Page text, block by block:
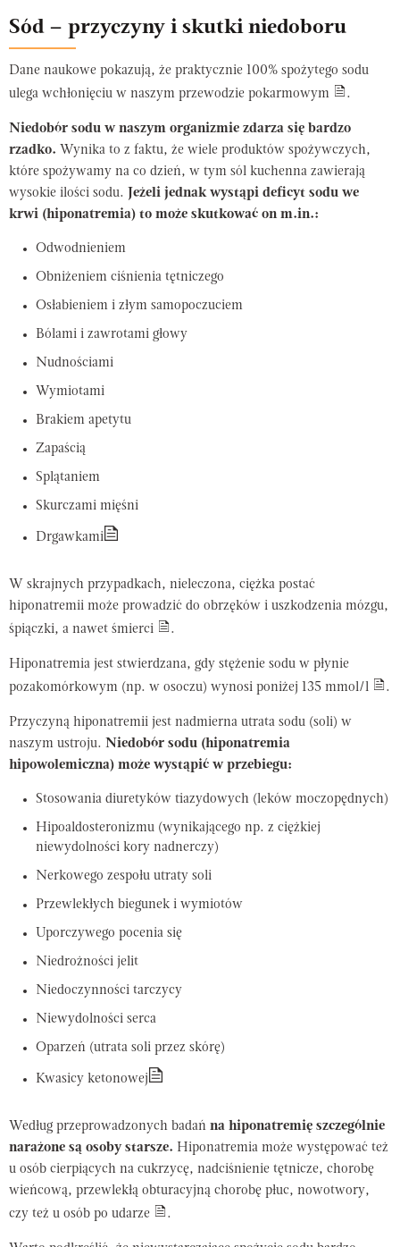
Sód – przyczyny i skutki niedoboru
Dane naukowe pokazują, że praktycznie 100% spożytego sodu
ulega wchłonięciu w naszym przewodzie pokarmowym
.
Niedobór sodu w naszym organizmie zdarza się bardzo
rzadko. Wynika to z faktu, że wiele produktów spożywczych,
które spożywamy na co dzień, w tym sól kuchenna zawierają
wysokie ilości sodu.
Jeżeli jednak wystąpi deficyt sodu we
krwi (hiponatremia) to może skutkować on m.in.:
Odwodnieniem
Obniżeniem ciśnienia tętniczego
Osłabieniem i złym samopoczuciem
Bólami i zawrotami głowy
Nudnościami
Wymiotami
Brakiem apetytu
Zapaścią
Splątaniem
Skurczami mięśni
Drgawkami
W skrajnych przypadkach, nieleczona, ciężka postać
hiponatremii może prowadzić do obrzęków i uszkodzenia mózgu,
śpiączki, a nawet śmierci
.
Hiponatremia jest stwierdzana, gdy stężenie sodu w płynie
pozakomórkowym (np. w osoczu) wynosi poniżej 135 mmol/l
.
Przyczyną hiponatremii jest nadmierna utrata sodu (soli) w
naszym ustroju. Niedobór sodu (hiponatremia
hipowolemiczna) może wystąpić w przebiegu:
Stosowania diuretyków tiazydowych (leków moczopędnych)
Hipoaldosteronizmu (wynikającego np. z ciężkiej
niewydolności kory nadnerczy)
Nerkowego zespołu utraty soli
Przewlekłych biegunek i wymiotów
Uporczywego pocenia się
Niedrożności jelit
Niedoczynności tarczycy
Niewydolności serca
Oparzeń (utrata soli przez skórę)
Kwasicy ketonowej
Według przeprowadzonych badań na hiponatremię szczególnie
narażone są osoby starsze. Hiponatremia może występować też
u osób cierpiących na cukrzycę, nadciśnienie tętnicze, chorobę
wieńcową, przewlekłą obturacyjną chorobę płuc, nowotwory,
czy też u osób po udarze
.